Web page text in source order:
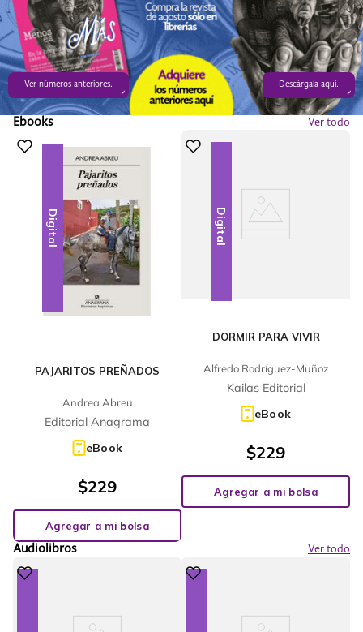
Ver números anteriores. Descárgala aquí.
Ebooks Ver todo
Digital
PAJARITOS PREÑADOS
Andrea Abreu
Editorial Anagrama
eBook
$229
Agregar a mi bolsa
Digital
DORMIR PARA VIVIR
Alfredo Rodríguez-Muñoz
Kailas Editorial
eBook
$229
Agregar a mi bolsa
Audiolibros Ver todo